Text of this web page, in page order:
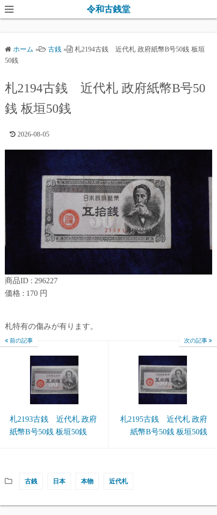
コ
ン
ツ
キ
ッ
令和古銭堂
ホーム » 古銭 »
札2194古銭 近代札 政府紙幣B号50銭 板垣
50銭
札2194古銭 近代札 政府紙幣B号50
銭 板垣50銭
2026-08-05
商品ID : 296227
価格 : 170 円
札特有の傷みが有ります。
前の記事
札2193古銭 近代札 政府
紙幣B号50銭 板垣50銭
次の記事
札2195古銭 近代札 政府
紙幣B号50銭 板垣50銭
古銭 日本 本物 近代札